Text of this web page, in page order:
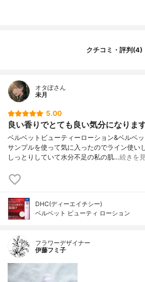
ハトムギ種子エキ
ル、メチルグルセ
ソルビトール、
－20、キサンタ
－2Na、フェノキ
クチコミ・評判(4)
オタぽさん
未月
5.00
良い香りでとても良い気分になりま
ベルベットビューティーローション&ベルベッ
サンプルを使って気に入ったのでライン使い
しっとりしていて水分不足の私の肌…続きを
DHC(ディーエイチシー)
ベルベット ビューティ ローション
フラワーデザイナー
伊藤フミ子